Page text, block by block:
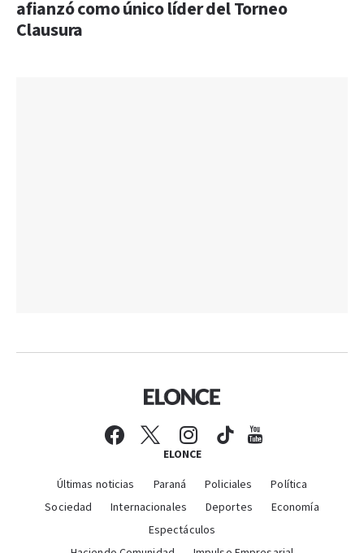
afianzó como único líder del Torneo
Clausura
ELONCE
Últimas noticias Paraná Policiales
Política
Sociedad
Internacionales Deportes
Economía
Espectáculos